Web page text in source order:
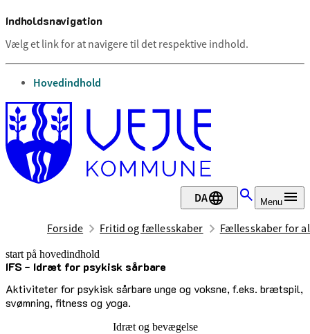
Indholdsnavigation
Vælg et link for at navigere til det respektive indhold.
gå til
Hovedindhold
DA Menu
Forside Fritid og fællesskaber Fællesskaber for
start på hovedindhold
IFS - Idræt for psykisk sårbare
Aktiviteter for psykisk sårbare unge og voksne, f.eks. brætspil,
svømning, fitness og yoga.
senest opdateret 20. maj 2026
Idræt og bevægelse